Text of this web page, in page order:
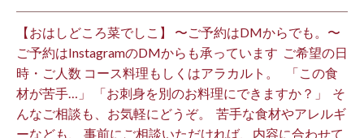
【おはしどころ菜でしこ】 〜ご予約はDMからでも。〜 ⁡
ご予約はInstagramのDMからも承っています ⁡ ご希望の日
時・ご人数 コース料理もしくはアラカルト。 ⁡ ⁡ 「この食
材が苦手…」 「お刺身を別のお料理にできますか？」 ⁡ そ
んなご相談も、お気軽にどうぞ。 ⁡ 苦手な食材やアレルギ
ーなども、 事前にご相談いただければ、内容に合わせて